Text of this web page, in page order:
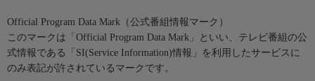
Official Program Data Mark（公式番組情報マーク）
このマークは「Official Program Data Mark」といい、テレビ番組の公
式情報である「SI(Service Information)情報」を利用したサービスに
のみ表記が許されているマークです。